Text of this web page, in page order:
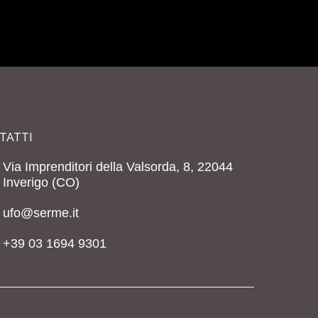
Via Imprenditori della Valsorda, 8, 22044
Inverigo (CO)
ufo@serme.it
+39 03 1694 9301